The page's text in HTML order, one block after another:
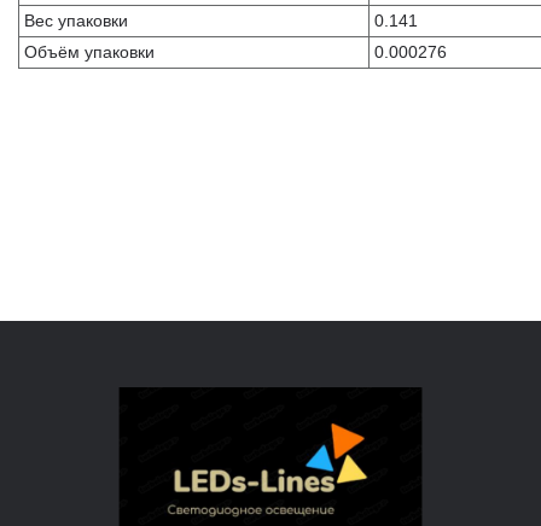
Вес упаковки
0.141
Объём упаковки
0.000276